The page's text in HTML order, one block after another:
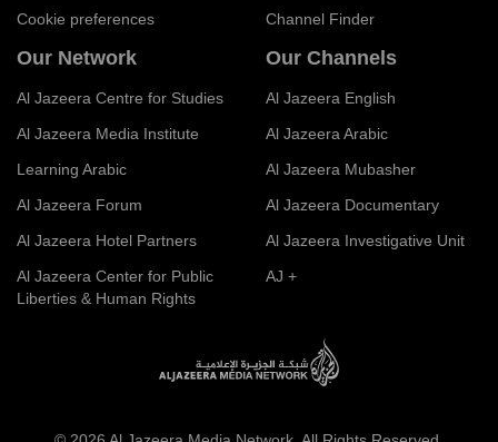
Cookie preferences
Channel Finder
Our Network
Al Jazeera Centre for Studies
Al Jazeera Media Institute
Learning Arabic
Al Jazeera Forum
Al Jazeera Hotel Partners
Al Jazeera Center for Public
Liberties & Human Rights
Our Channels
Al Jazeera English
Al Jazeera Arabic
Al Jazeera Mubasher
Al Jazeera Documentary
Al Jazeera Investigative Unit
AJ +